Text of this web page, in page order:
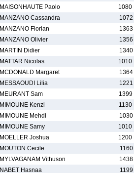
MAISONHAUTE Paolo
1080
MANZANO Cassandra
1072
MANZANO Florian
1363
MANZANO Olivier
1356
MARTIN Didier
1340
MATTAR Nicolas
1010
MCDONALD Margaret
1364
MESSAOUDI Lilia
1221
MEURANT Sam
1399
MIMOUNE Kenzi
1130
MIMOUNE Mehdi
1030
MIMOUNE Samy
1010
MOELLER Joshua
1200
MOUTON Cecile
1160
MYLVAGANAM Vithuson
1438
NABET Hasnaa
1199